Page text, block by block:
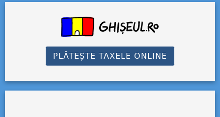
PLĂTEȘTE TAXELE ONLINE